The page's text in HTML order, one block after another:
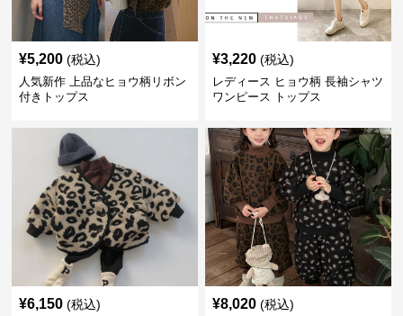
¥5,200 (税込)
人気新作 上品なヒョウ柄リボン
付きトップス
¥3,220 (税込)
レディース ヒョウ柄 長袖シャツ
ワンピース トップス
¥6,150 (税込) ¥8,020 (税込)